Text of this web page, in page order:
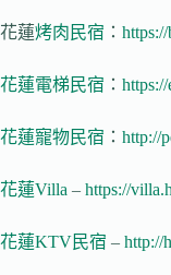
花蓮烤肉民宿 ：
花蓮電梯民宿 ：
花蓮寵物民宿 ： http://
花蓮Villa – https://
花蓮KTV民宿 – http://